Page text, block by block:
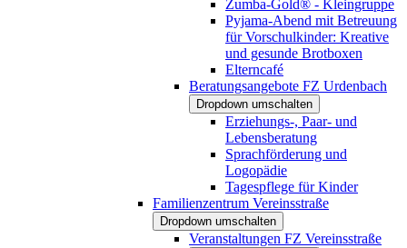
Zumba-Gold® - Kleingruppe
Pyjama-Abend mit Betreuung
für Vorschulkinder: Kreative
und gesunde Brotboxen
Elterncafé
Beratungsangebote FZ Urdenbach
Dropdown umschalten
Erziehungs-, Paar- und
Lebensberatung
Sprachförderung und
Logopädie
Tagespflege für Kinder
Familienzentrum Vereinsstraße
Dropdown umschalten
Veranstaltungen FZ Vereinsstraße